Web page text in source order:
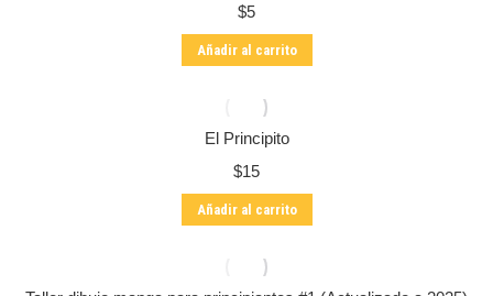
$5
Añadir al carrito
El Principito
$15
Añadir al carrito